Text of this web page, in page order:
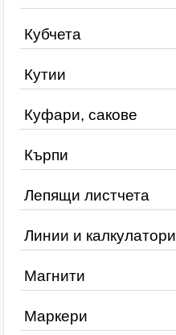
Кубчета
Кутии
Куфари, сакове
Кърпи
Лепящи листчета
Линии и калкулатори
Магнити
Маркери